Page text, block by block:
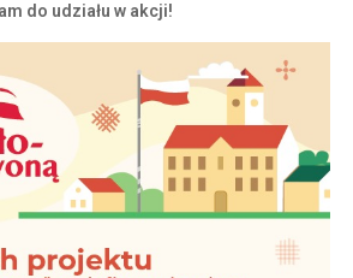
do udziału w akcji!